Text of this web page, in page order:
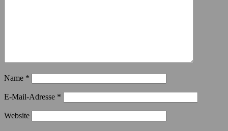
Name *
E-Mail-Adresse *
Website